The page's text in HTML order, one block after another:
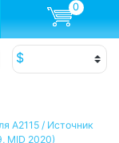
0
A2115 / Источник
MID 2020)